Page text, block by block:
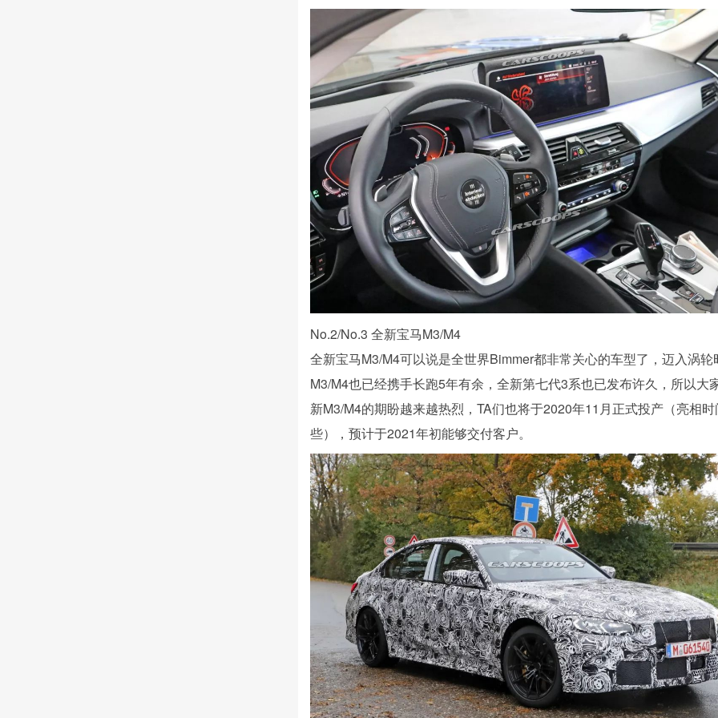
No.2/No.3 全新宝马M3/M4
全新宝马M3/M4可以说是全世界Bimmer都非常关心的车型了，迈入涡轮
M3/M4也已经携手长跑5年有余，全新第七代3系也已发布许久，所以大
新M3/M4的期盼越来越热烈， TA们也将于2020年11月正式投产（亮相
些），预计于2021年初能够交付客户。